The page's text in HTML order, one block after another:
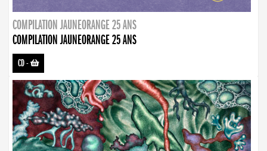
COMPILATION JAUNEORANGE 25 ANS
COMPILATION JAUNEORANGE 25 ANS
CD-